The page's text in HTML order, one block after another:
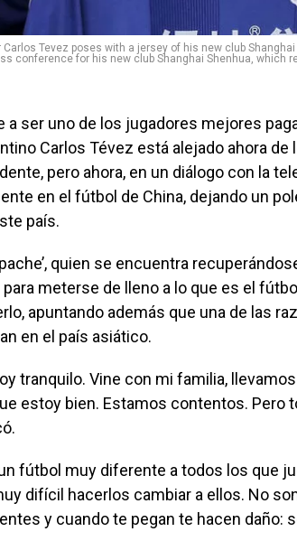
Tevez poses with a jersey of his new club
conference for his new club Shanghai Shenhua, which
a ser uno de los jugadores mejores
Carlos Tévez está alejado ahora
pero ahora, en un diálogo con la
en el fútbol de China, dejando un
país.
quien se encuentra
meterse de lleno a lo que es el
apuntando además que una de las
en el país asiático.
tranquilo. Vine con mi familia,
estoy bien. Estamos contentos. Pero
fútbol muy diferente a todos los que
difícil hacerlos cambiar a ellos. No
y cuando te pegan te hacen daño: